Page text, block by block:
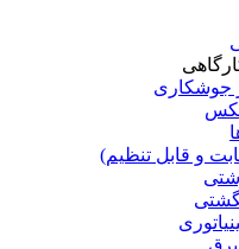
جوشکاری
و قابل تنظیم)